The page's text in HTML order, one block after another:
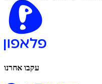
עקבו אחרנו